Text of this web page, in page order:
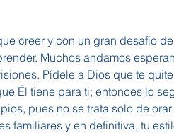
Muchos andamos
Pídele a Dios que te
Él tiene para ti; entonces lo
pues no se trata solo de
familiares y en definitiva, tu